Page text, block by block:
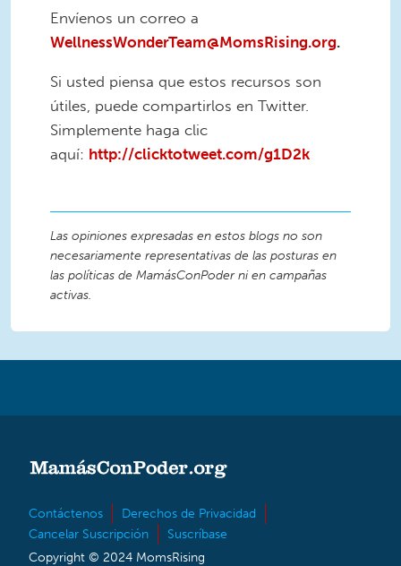
Envíenos un correo a
WellnessWonderTeam@MomsRising.org.
Si usted piensa que estos recursos son
útiles, puede compartirlos en Twitter.
Simplemente haga clic
aquí: http://clicktotweet.com/g1D2k
Las opiniones expresadas en estos blogs no son
necesariamente representativas de las posturas en
las políticas de MamásConPoder ni en campañas
activas.
Contáctenos
Derechos de Privacidad
Cancelar Suscripción
Suscríbase
Copyright © 2024 MomsRising